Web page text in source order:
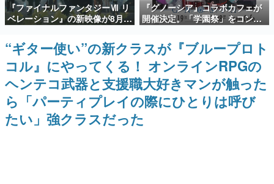
SNS拡散数が数千以上！ ページビュー数万以上！ などな
ど。多くの人々に読まれた、電ファミ渾身の“殿堂入り”記
事をまとめました。
ゲームの企画書
名作ゲームクリエイターの方々に製作時のエピソードをお
聞きし、ヒットする企画（ゲーム）とは何か？を探ってい
きます。
赫本
この物語を解いてはいけない。『赫本』は、〈試験問題〉
の形をした短編ホラー小説集です。
『ファイナルファンタジーⅦ リ
ベレーション』の新映像が8月
26日早朝に公開へ。『FF7』リ
メイクシリーズの完結編、
「gamescom」のオープニング
ナイトライブにてディレクター
の浜口直樹氏が登壇する予定
『グノーシア』コラボカフェが
開催決定。「学園祭」をコンセ
プトに、模擬店やセツやSQ、ラ
キオたちが学祭バンドを楽しむ
様子を切り取った新グッズが展
開
“ギター使い”の新クラスが『ブループロト
コル』にやってくる！ オンラインRPGの
ヘンテコ武器と支援職大好きマンが触った
ら「パーティプレイの際にひとりは呼び
たい」強クラスだった